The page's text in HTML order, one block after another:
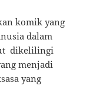
komik yang
dalam
dikelilingi
menjadi
yang